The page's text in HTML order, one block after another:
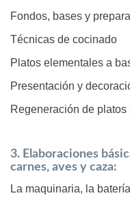
Fondos, bases y
Técnicas de cocinado
Platos elementales a
Presentación y
Regeneración de platos
3. Elaboraciones
carnes, aves y caza:
La maquinaria, la